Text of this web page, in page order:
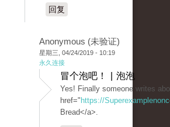
回复
Anonymous (未验证)
星期三, 04/24/2019 - 10:19
永久连接
冒个泡吧！ | 泡泡
Yes! Finally someone writes
href=" https://
Bread</a>.